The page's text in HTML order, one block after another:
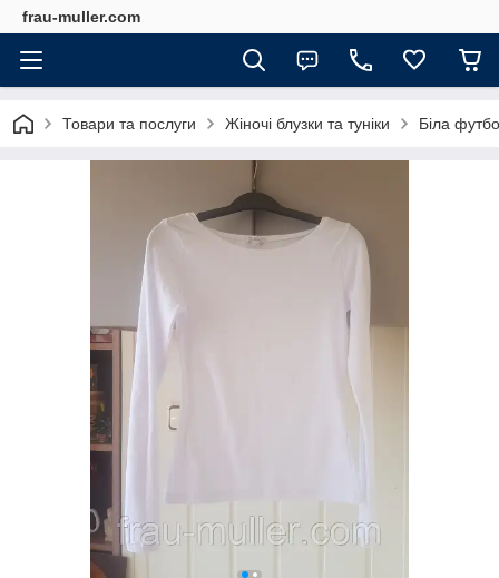
frau-muller.com
Товари та послуги Жіночі блузки та туніки Біла